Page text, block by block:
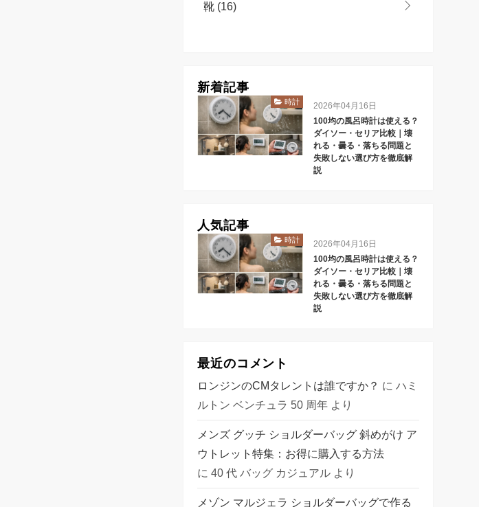
靴 (16)
新着記事
時計
2026年04月16日
100均の風呂時計は使える？
ダイソー・セリア比較｜壊
れる・曇る・落ちる問題と
失敗しない選び方を徹底解
説
人気記事
時計
2026年04月16日
100均の風呂時計は使える？
ダイソー・セリア比較｜壊
れる・曇る・落ちる問題と
失敗しない選び方を徹底解
説
最近のコメント
ロンジンのCMタレントは誰ですか？ に ハミ
ルトン ベンチュラ 50 周年より
メンズ グッチ ショルダーバッグ 斜めがけ ア
ウトレット特集：お得に購入する方法
に 40 代 バッグ カジュアルより
メゾン マルジェラ ショルダーバッグで作る